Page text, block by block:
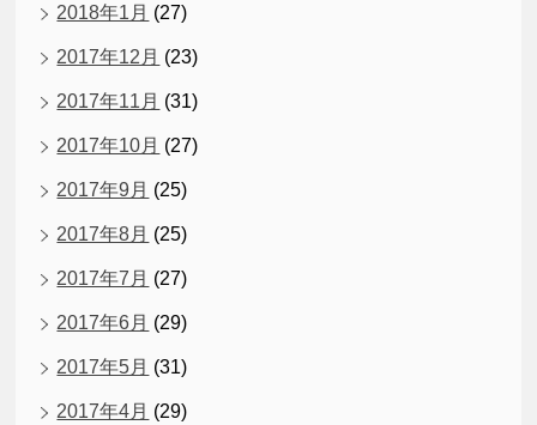
2018年1月 (27)
2017年12月 (23)
2017年11月 (31)
2017年10月 (27)
2017年9月 (25)
2017年8月 (25)
2017年7月 (27)
2017年6月 (29)
2017年5月 (31)
2017年4月 (29)